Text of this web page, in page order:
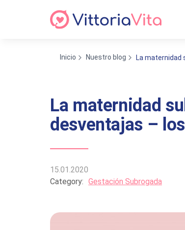
Inicio Nuestro blog La maternidad
La maternidad
desventajas –
15.01.2020
Category: Gestación Subrogada